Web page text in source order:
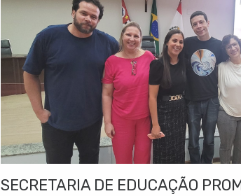
SECRETARIA DE EDUCAÇÃO